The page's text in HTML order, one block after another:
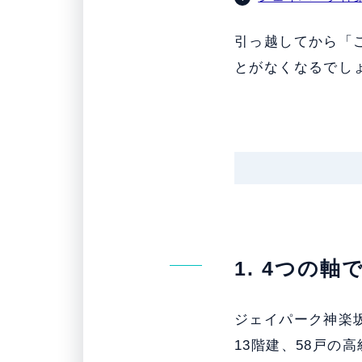
引っ越してから「
とがなくなるでし
1. 4つの軸
ジェイパーク神楽
13階建、58戸の